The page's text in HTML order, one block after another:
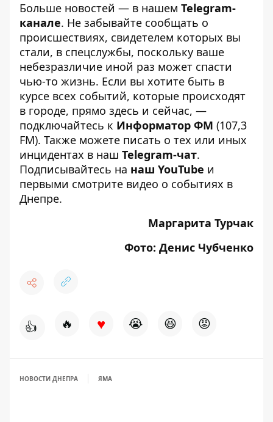
Больше новостей — в нашем Telegram-
канале. Не забывайте сообщать о
происшествиях, свидетелем которых вы
стали, в спецслужбы, поскольку ваше
небезразличие иной раз может спасти
чью-то жизнь. Если вы хотите быть в
курсе всех событий, которые происходят
в городе, прямо здесь и сейчас, —
подключайтесь к Информатор ФМ (107,3
FM). Также можете писать о тех или иных
инцидентах в наш Telegram-чат.
Подписывайтесь на наш YouTube и
первыми смотрите видео о событиях в
Днепре.
Маргарита Турчак
Фото: Денис Чубченко
👍 🔥 ♥ 😭 😆 😡
НОВОСТИ ДНЕПРА ЯМА